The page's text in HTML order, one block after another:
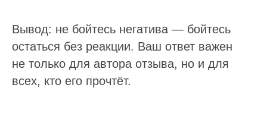
Вывод: не бойтесь негатива — бойтесь
остаться без реакции. Ваш ответ важен
не только для автора отзыва, но и для
всех, кто его прочтёт.